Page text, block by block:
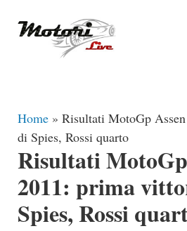
Home » Risultati MotoGp
di Spies, Rossi quarto
Risultati
2011: prima
Spies, Rossi